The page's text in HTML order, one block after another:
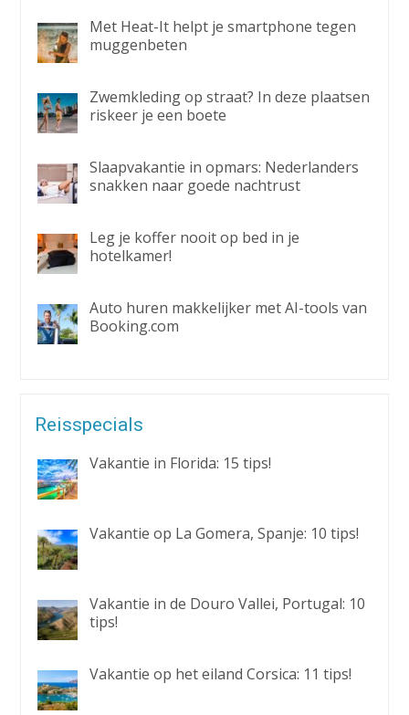
Met Heat-It helpt je smartphone tegen
muggenbeten
Zwemkleding op straat? In deze plaatsen
riskeer je een boete
Slaapvakantie in opmars: Nederlanders
snakken naar goede nachtrust
Leg je koffer nooit op bed in je
hotelkamer!
Auto huren makkelijker met AI-tools van
Booking.com
Reisspecials
Vakantie in Florida: 15 tips!
Vakantie op La Gomera, Spanje: 10 tips!
Vakantie in de Douro Vallei, Portugal: 10
tips!
Vakantie op het eiland Corsica: 11 tips!